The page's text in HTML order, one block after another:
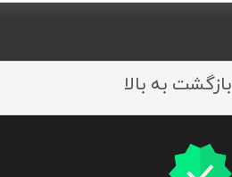
بازگشت به بالا